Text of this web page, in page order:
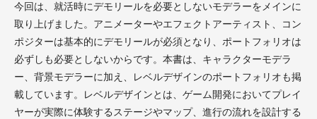
今回は、就活時にデモリールを必要としないモデラーをメインに
取り上げました。アニメーターやエフェクトアーティスト、コン
ポジターは基本的にデモリールが必須となり、ポートフォリオは
必ずしも必要としないからです。本書は、キャラクターモデラ
ー、背景モデラーに加え、レベルデザインのポートフォリオも掲
載しています。レベルデザインとは、ゲーム開発においてプレイ
ヤーが実際に体験するステージやマップ、進⾏の流れを設計する